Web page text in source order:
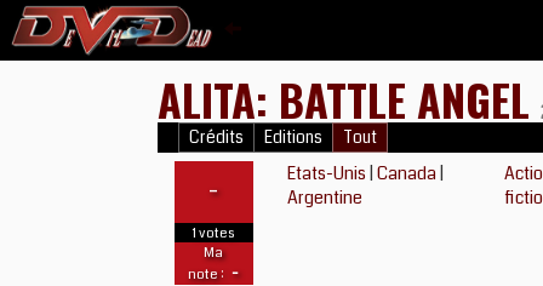
ALITA: BATTLE ANGEL
Crédits Editions Tout
-
1 votes
Ma
note : -
Etats-Unis Canada
Argentine